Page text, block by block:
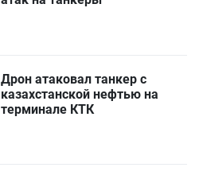
Дрон атаковал танкер с
казахстанской нефтью на
терминале КТК